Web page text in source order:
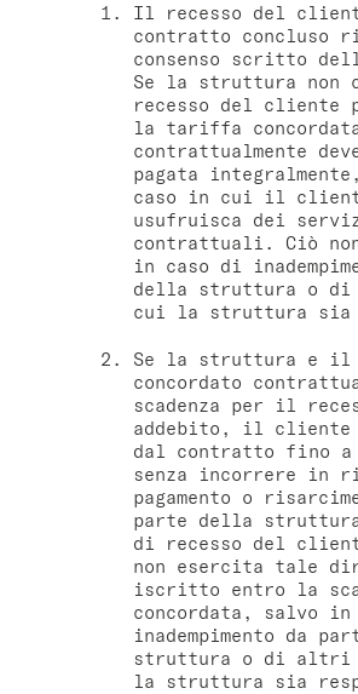
Il recesso del
contratto concluso
consenso scritto
Se la struttura non
recesso del
la tariffa
contrattualmente
pagata
caso in cui il
usufruisca dei
contrattuali. Ciò
in caso di
della struttura o
cui la struttura sia
Se la struttura e il
concordato
scadenza per il
addebito, il cliente
dal contratto fino a
senza incorrere in
pagamento o
parte della
di recesso del
non esercita tale
iscritto entro la
concordata, salvo in
inadempimento da
struttura o di altri
la struttura sia